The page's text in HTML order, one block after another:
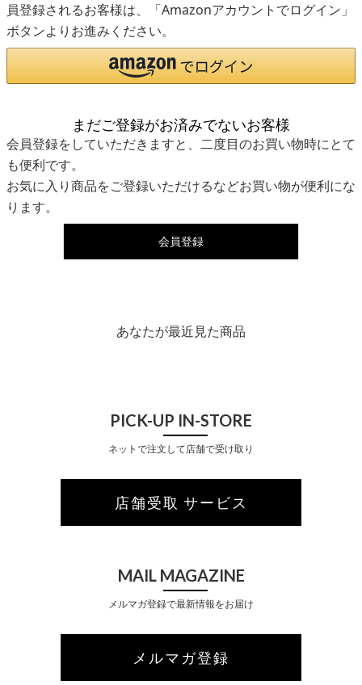
員登録されるお客様は、「Amazonアカウントでログイン」
ボタンよりお進みください。
まだご登録がお済みでないお客様
会員登録をしていただきますと、二度目のお買い物時にとて
も便利です。
お気に入り商品をご登録いただけるなどお買い物が便利にな
ります。
会員登録
あなたが最近見た商品
PICK-UP IN-STORE
ネットで注文して店舗で受け取り
店舗受取 サービス
MAIL MAGAZINE
メルマガ登録で最新情報をお届け
メルマガ登録